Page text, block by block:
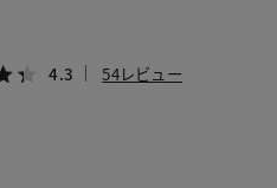
4.3 54レビュー